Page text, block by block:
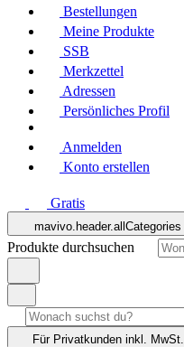
Bestellungen
Meine Produkte
SSB
Merkzettel
Adressen
Persönliches Profil
Anmelden
Konto erstellen
Gratis
mavivo.header.allCategories
Produkte durchsuchen
Für Privatkunden inkl. MwSt.